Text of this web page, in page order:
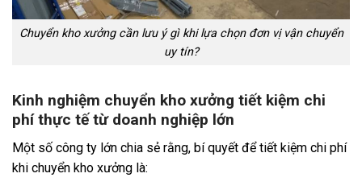
Chuyển kho xưởng cần lưu ý gì khi lựa chọn đơn vị vận chuyển
uy tín?
Kinh nghiệm chuyển kho xưởng tiết kiệm chi
phí thực tế từ doanh nghiệp lớn
Một số công ty lớn chia sẻ rằng, bí quyết để tiết kiệm chi phí
khi chuyển kho xưởng là: